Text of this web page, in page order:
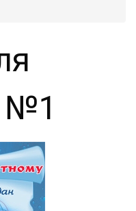
№1